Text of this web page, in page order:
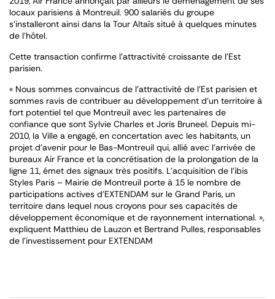
locaux parisiens à Montreuil. 900 salariés du groupe
s’installeront ainsi dans la Tour Altaïs situé à quelques minutes
de l’hôtel.
Cette transaction confirme l’attractivité croissante de l’Est
parisien.
« Nous sommes convaincus de l’attractivité de l’Est parisien et
sommes ravis de contribuer au développement d’un territoire à
fort potentiel tel que Montreuil avec les partenaires de
confiance que sont Sylvie Charles et Joris Bruneel. Depuis mi-
2010, la Ville a engagé, en concertation avec les habitants, un
projet d’avenir pour le Bas-Montreuil qui, allié avec l’arrivée de
bureaux Air France et la concrétisation de la prolongation de la
ligne 11, émet des signaux très positifs. L’acquisition de l’ibis
Styles Paris – Mairie de Montreuil porte à 15 le nombre de
participations actives d’EXTENDAM sur le Grand Paris, un
territoire dans lequel nous croyons pour ses capacités de
développement économique et de rayonnement international. »,
expliquent Matthieu de Lauzon et Bertrand Pulles, responsables
de l’investissement pour EXTENDAM